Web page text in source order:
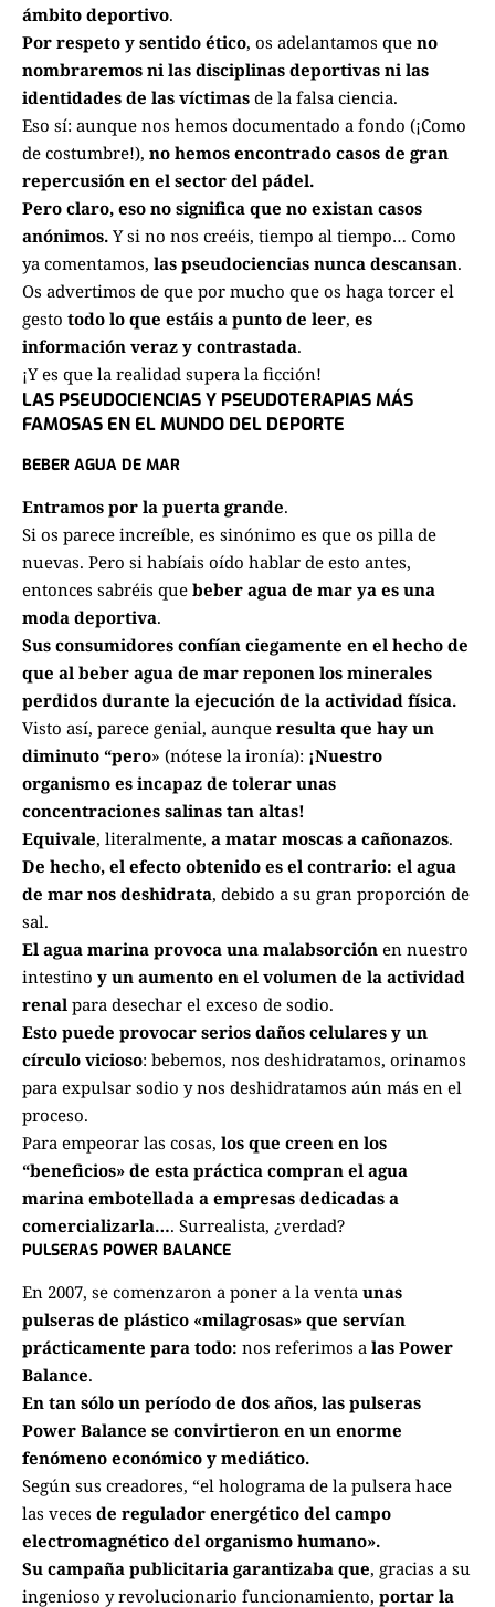
ámbito deportivo.
Por respeto y sentido ético, os adelantamos que no
nombraremos ni las disciplinas deportivas ni las
identidades de las víctimas de la falsa ciencia.
Eso sí: aunque nos hemos documentado a fondo (¡Como
de costumbre!), no hemos encontrado casos de gran
repercusión en el sector del pádel.
Pero claro, eso no significa que no existan casos
anónimos. Y si no nos creéis, tiempo al tiempo… Como
ya comentamos, las pseudociencias nunca descansan.
Os advertimos de que por mucho que os haga torcer el
gesto todo lo que estáis a punto de leer, es
información veraz y contrastada.
¡Y es que la realidad supera la ficción!
LAS PSEUDOCIENCIAS Y PSEUDOTERAPIAS MÁS
FAMOSAS EN EL MUNDO DEL DEPORTE
BEBER AGUA DE MAR
Entramos por la puerta grande.
Si os parece increíble, es sinónimo es que os pilla de
nuevas. Pero si habíais oído hablar de esto antes,
entonces sabréis que beber agua de mar ya es una
moda deportiva.
Sus consumidores confían ciegamente en el hecho de
que al beber agua de mar reponen los minerales
perdidos durante la ejecución de la actividad física.
Visto así, parece genial, aunque resulta que hay un
diminuto “pero» (nótese la ironía): ¡Nuestro
organismo es incapaz de tolerar unas
concentraciones salinas tan altas!
Equivale, literalmente, a matar moscas a cañonazos.
De hecho, el efecto obtenido es el contrario: el agua
de mar nos deshidrata, debido a su gran proporción de
sal.
El agua marina provoca una malabsorción en nuestro
intestino y un aumento en el volumen de la actividad
renal para desechar el exceso de sodio.
Esto puede provocar serios daños celulares y un
círculo vicioso: bebemos, nos deshidratamos, orinamos
para expulsar sodio y nos deshidratamos aún más en el
proceso.
Para empeorar las cosas, los que creen en los
“beneficios» de esta práctica compran el agua
marina embotellada a empresas dedicadas a
comercializarla…. Surrealista, ¿verdad?
PULSERAS POWER BALANCE
En 2007, se comenzaron a poner a la venta unas
pulseras de plástico «milagrosas» que servían
prácticamente para todo: nos referimos a las Power
Balance.
En tan sólo un período de dos años, las pulseras
Power Balance se convirtieron en un enorme
fenómeno económico y mediático.
Según sus creadores, “el holograma de la pulsera hace
las veces de regulador energético del campo
electromagnético del organismo humano».
Su campaña publicitaria garantizaba que, gracias a su
ingenioso y revolucionario funcionamiento, portar la